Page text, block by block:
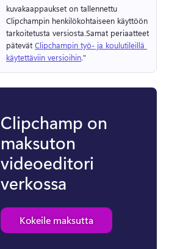
kuvakaappaukset on tallennettu
Clipchampin henkilökohtaiseen käyttöön
tarkoitetusta versiosta.Samat periaatteet
pätevät Clipchampin työ- ja koulutileillä
käytettäviin versioihin."
Clipchamp on
maksuton
videoeditori
verkossa
Kokeile maksutta